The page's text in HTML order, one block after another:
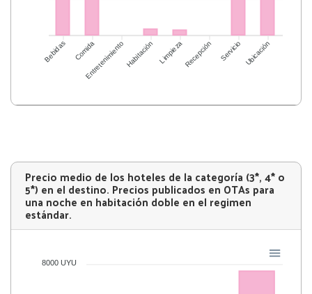
Bebidas ComidaEntretenimiento Habitación LimpiezaRecepción Servicio Ubicación
Precio medio de los hoteles de la categoría (3*, 4* o
5*) en el destino. Precios publicados en OTAs para
una noche en habitación doble en el regimen
estándar.
8000 UYU